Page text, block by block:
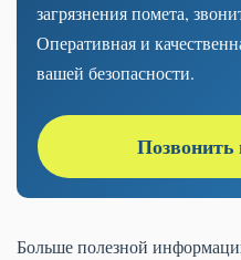
загрязнения помета,
Оперативная и
вашей безопасности.
Позвонить
Больше полезной